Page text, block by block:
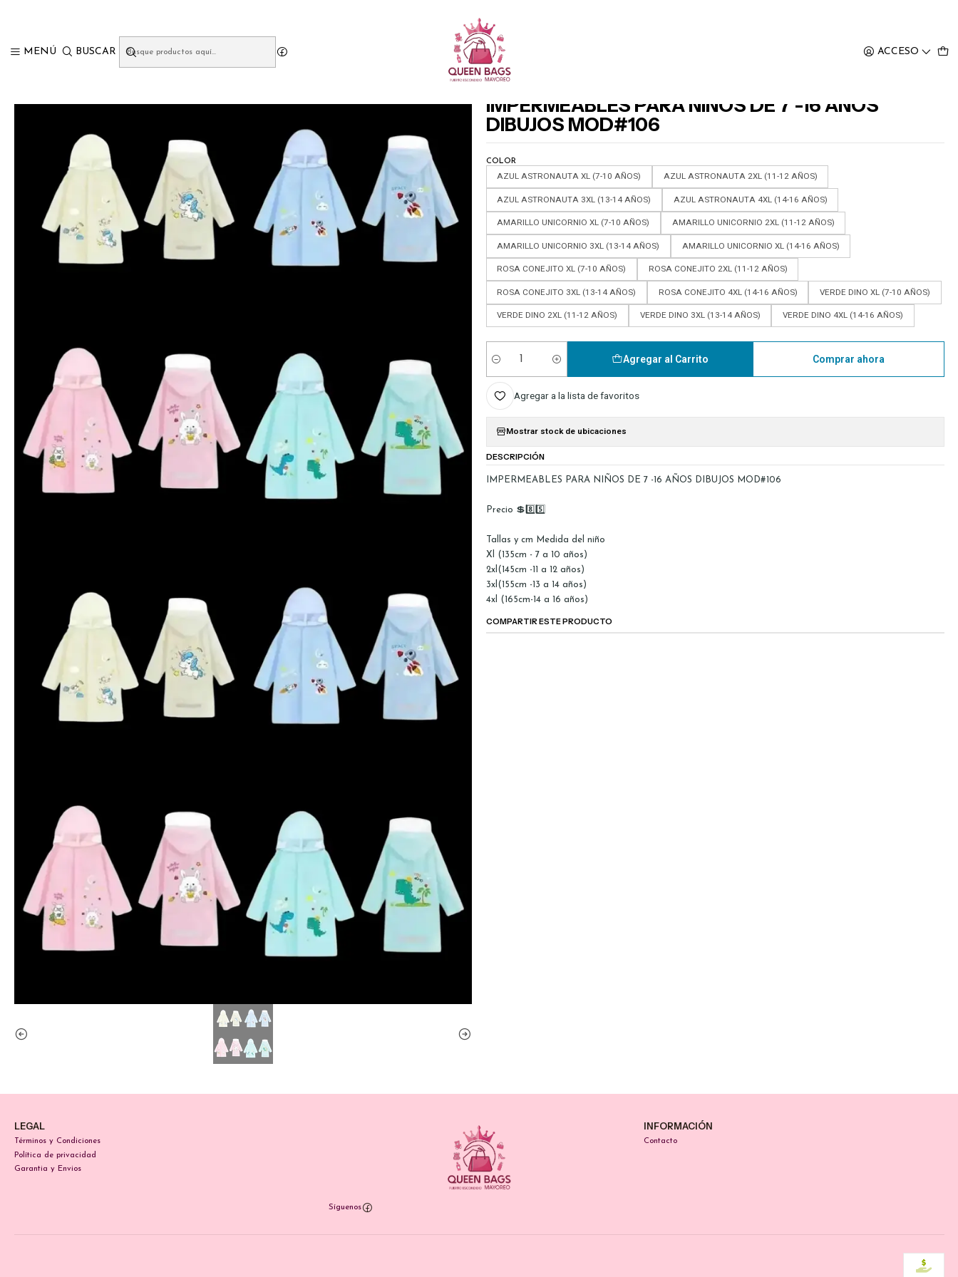
MENÚ BUSCAR ACCESO
IMPERMEABLES PARA NIÑOS DE 7 -16 AÑOS DIBUJOS MOD#106
IMPERMEABLES PARA NIÑOS DE 7 -16 AÑOS
DIBUJOS MOD#106
COLOR
AZUL ASTRONAUTA XL (7-10 AÑOS) AZUL ASTRONAUTA 2XL (11-12 AÑOS)
AZUL ASTRONAUTA 3XL (13-14 AÑOS) AZUL ASTRONAUTA 4XL (14-16 AÑOS)
AMARILLO UNICORNIO XL (7-10 AÑOS) AMARILLO UNICORNIO 2XL (11-12 AÑOS)
AMARILLO UNICORNIO 3XL (13-14 AÑOS) AMARILLO UNICORNIO XL (14-16 AÑOS)
ROSA CONEJITO XL (7-10 AÑOS) ROSA CONEJITO 2XL (11-12 AÑOS)
ROSA CONEJITO 3XL (13-14 AÑOS) ROSA CONEJITO 4XL (14-16 AÑOS) VERDE DINO XL (7-10 AÑOS)
VERDE DINO 2XL (11-12 AÑOS) VERDE DINO 3XL (13-14 AÑOS) VERDE DINO 4XL (14-16 AÑOS)
Cantidad
Agregar al Carrito Comprar ahora
Agregar a la lista de favoritos
Mostrar stock de ubicaciones
DESCRIPCIÓN
IMPERMEABLES PARA NIÑOS DE 7 -16 AÑOS DIBUJOS MOD#106
Precio 💲8️⃣5️⃣
Tallas y cm Medida del niño
Xl (135cm - 7 a 10 años)
2xl(145cm -11 a 12 años)
3xl(155cm -13 a 14 años)
4xl (165cm-14 a 16 años)
COMPARTIR ESTE PRODUCTO
LEGAL
Términos y Condiciones
Política de privacidad
Garantia y Envios
Síguenos
INFORMACIÓN
Contacto